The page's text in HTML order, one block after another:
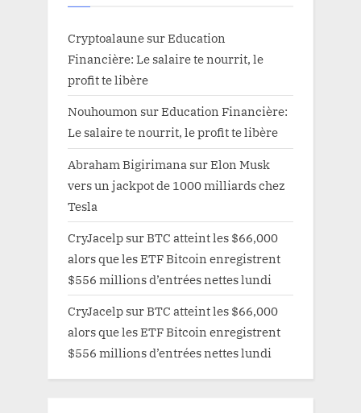
Cryptoalaune surEducation
Financière: Le salaire te nourrit, le
profit te libère
Nouhoumon surEducation Financière:
Le salaire te nourrit, le profit te libère
Abraham Bigirimana surElon Musk
vers un jackpot de 1000 milliards chez
Tesla
CryJacelp surBTC atteint les $66,000
alors que les ETF Bitcoin enregistrent
$556 millions d’entrées nettes lundi
CryJacelp surBTC atteint les $66,000
alors que les ETF Bitcoin enregistrent
$556 millions d’entrées nettes lundi